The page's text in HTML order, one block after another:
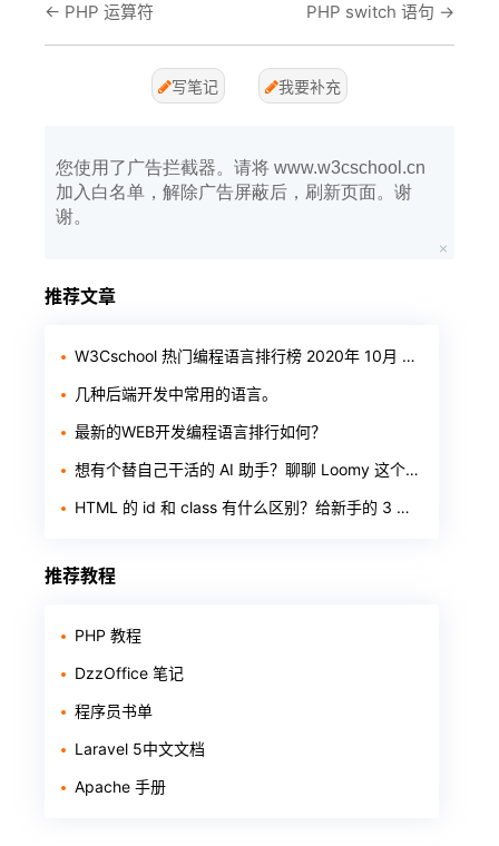
← PHP 运算符 PHP switch 语句 →
写笔记 我要补充
您使用了广告拦截器。请将 www.w3cschool.cn
加入白名单，解除广告屏蔽后，刷新页面。谢
谢。
推荐文章
W3Cschool 热门编程语言排行榜 2020年 10月 TOP10
几种后端开发中常用的语言。
最新的WEB开发编程语言排行如何？
想有个替自己干活的 AI 助手？聊聊 Loomy 这个「AI 工作搭子」
HTML 的 id 和 class 有什么区别？给新手的 3 个判断标准
推荐教程
PHP 教程
DzzOffice 笔记
程序员书单
Laravel 5中文文档
Apache 手册